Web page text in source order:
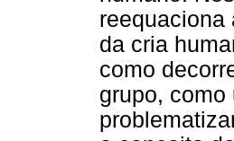
reequaciona
da cria
como
grupo,